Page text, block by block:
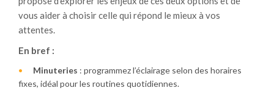
vous aider à choisir celle qui répond le mieux à vos
attentes.
En bref :
Minuteries : programmez l’éclairage selon des horaires
fixes, idéal pour les routines quotidiennes.